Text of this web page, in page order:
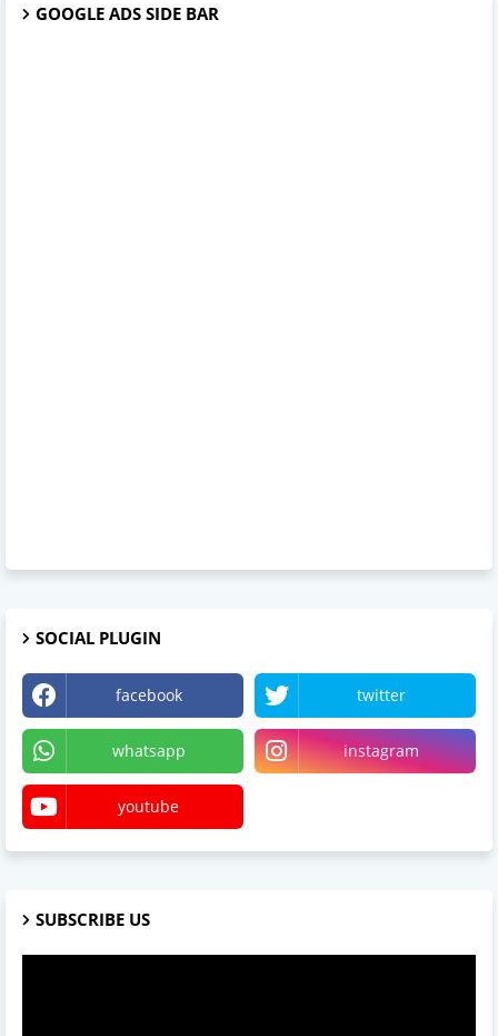
GOOGLE ADS SIDE BAR
SOCIAL PLUGIN
facebook twitter
whatsapp instagram
youtube
SUBSCRIBE US